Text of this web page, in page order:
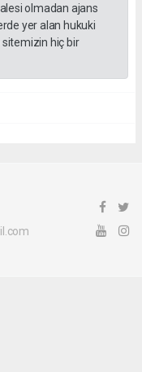
olmadan ajans
yer alan hukuki
hiç bir